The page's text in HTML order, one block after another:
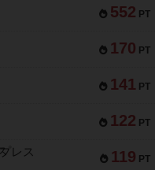
552 PT
170 PT
141 PT
122 PT
119 PT
レス